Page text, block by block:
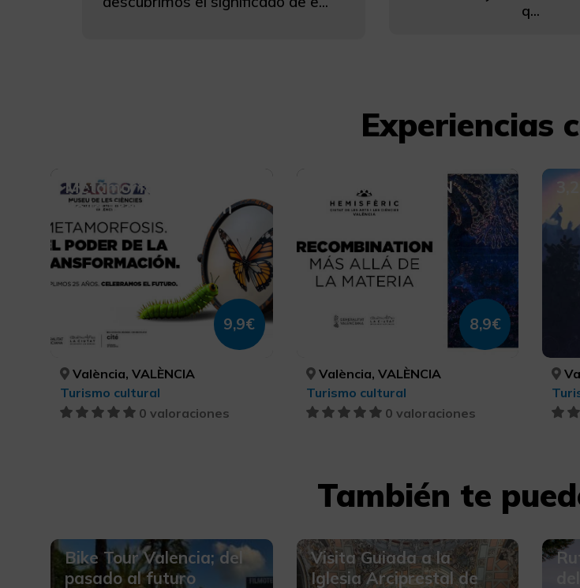
q...
Experiencias
Metamorfosis. El Poder
de la Transformación
9,9€
València, VALÈNCIA
Turismo cultural
0 valoraciones
RECOMBINATION
8,9€
València, VALÈNCIA
Turismo cultural
0 valoraciones
También te
Bike Tour Valencia; del
pasado al futuro
Visita Guiada a la
Iglesia Arciprestal de